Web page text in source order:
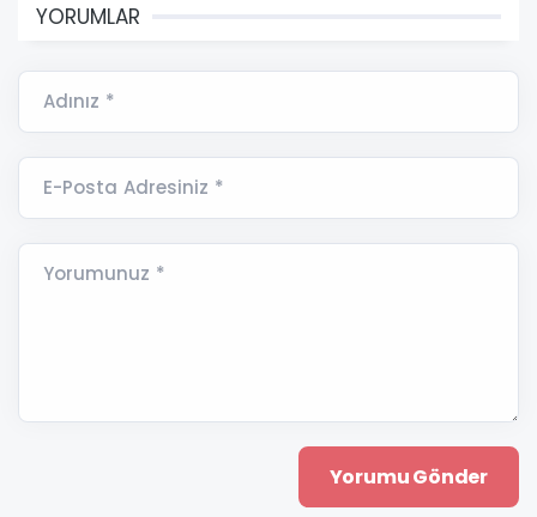
YORUMLAR
Adınız *
E-Posta Adresiniz *
Yorumunuz *